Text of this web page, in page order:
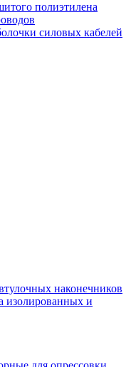
полиэтилена
силовых кабелей
наконечников
изолированных и